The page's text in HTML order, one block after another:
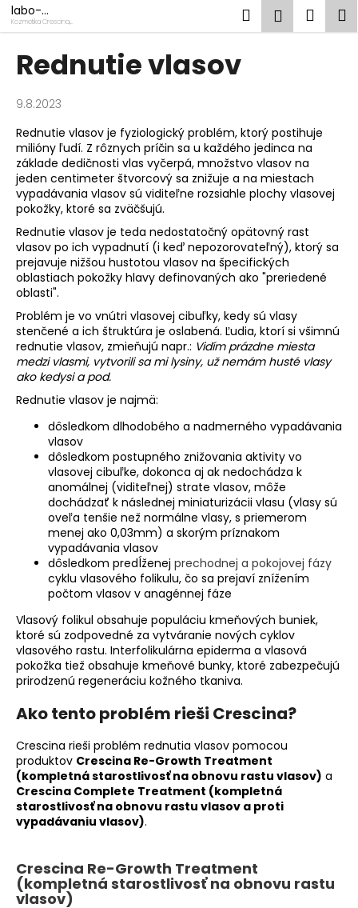
Prejsť
na
obsah
labo-
swiss.sk
kozmetika
Kozmetika Crescina,
Fillerina, Oxy-Treat
Hľadať
Rednutie vlasov
9.8.2023
Rednutie vlasov je fyziologický problém, ktorý postihuje
milióny ľudí. Z rôznych príčin sa u každého jedinca na
základe dedičnosti vlas vyčerpá, množstvo vlasov na
jeden centimeter štvorcový sa znižuje a na miestach
vypadávania vlasov sú viditeľne rozsiahle plochy vlasovej
pokožky, ktoré sa zväčšujú.
Rednutie vlasov je teda nedostatočný opätovný rast
vlasov po ich vypadnutí (i keď nepozorovateľný), ktorý sa
prejavuje nižšou hustotou vlasov na špecifických
oblastiach pokožky hlavy definovaných ako "preriedené
oblasti".
Problém je vo vnútri vlasovej cibuľky, kedy sú vlasy
stenčené a ich štruktúra je oslabená. Ľudia, ktorí si všimnú
rednutie vlasov, zmieňujú napr.: Vidím prázdne miesta
medzi vlasmi, vytvorili sa mi lysiny, už nemám husté vlasy
ako kedysi a pod.
Rednutie vlasov je najmä:
dôsledkom dlhodobého a nadmerného vypadávania
vlasov
dôsledkom postupného znižovania aktivity vo
vlasovej cibuľke, dokonca aj ak nedochádza k
anomálnej (viditeľnej) strate vlasov, môže
dochádzať k následnej miniaturizácii vlasu (vlasy sú
oveľa tenšie než normálne vlasy, s priemerom
menej ako 0,03mm) a skorým príznakom
vypadávania vlasov
dôsledkom predĺženej prechodnej a pokojovej fázy
cyklu vlasového folikulu, čo sa prejaví znížením
počtom vlasov v anagénnej fáze
Vlasový folikul obsahuje populáciu kmeňových buniek,
ktoré sú zodpovedné za vytváranie nových cyklov
vlasového rastu. Interfolikulárna epiderma a vlasová
pokožka tiež obsahuje kmeňové bunky, ktoré zabezpečujú
prirodzenú regeneráciu kožného tkaniva.
Ako tento problém rieši Crescina?
Crescina rieši problém rednutia vlasov pomocou
produktov Crescina Re-Growth Treatment
(kompletná starostlivosť na obnovu rastu vlasov) a
Crescina Complete Treatment (kompletná
starostlivosť na obnovu rastu vlasov a proti
vypadávaniu vlasov).
Crescina Re-Growth Treatment
(kompletná starostlivosť na obnovu rastu
vlasov)
K
o
o
p
o
t
r
e
b
u
j
e
t
e
n
á
j
HĽADAŤ
O
d
p
o
r
č
a
m
e
CRESCINA
TRANSDERMIC
NA
PODPORU
RASTU
VLASOV